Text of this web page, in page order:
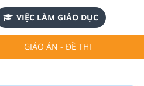
VIỆC LÀM GIÁO DỤC
GIÁO ÁN - ĐỀ THI